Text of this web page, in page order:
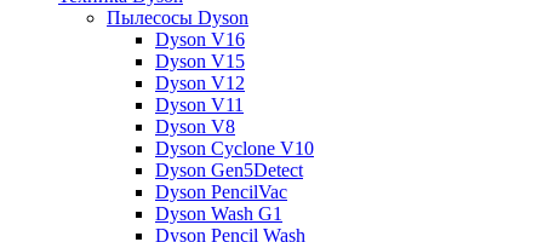
Пылесосы Dyson
Dyson V16
Dyson V15
Dyson V12
Dyson V11
Dyson V8
Dyson Cyclone V10
Dyson Gen5Detect
Dyson PencilVac
Dyson Wash G1
Dyson Pencil Wash